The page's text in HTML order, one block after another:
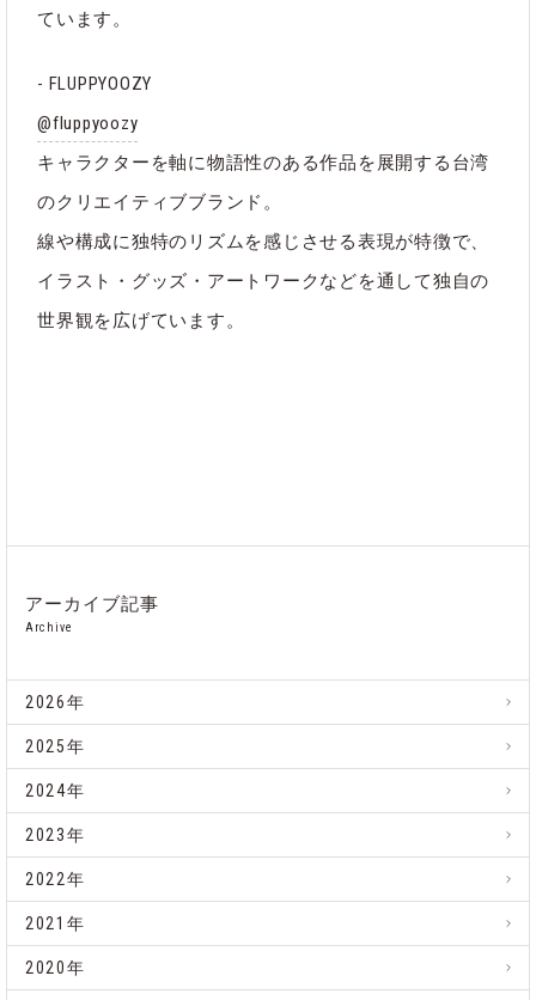
ています。
- FLUPPYOOZY
@fluppyoozy
キャラクターを軸に物語性のある作品を展開する台湾
のクリエイティブブランド。
線や構成に独特のリズムを感じさせる表現が特徴で、
イラスト・グッズ・アートワークなどを通して独自の
世界観を広げています。
アーカイブ記事
Archive
2026年
2025年
2024年
2023年
2022年
2021年
2020年